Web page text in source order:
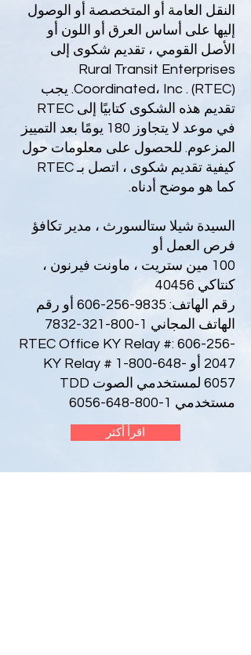
النقل العامة أو المتخصصة أو الوصول
إليها على أساس العرق أو اللون أو
الأصل القومي ، تقديم شكوى إلى
Rural Transit Enterprises
Coordinated، Inc . (RTEC). يجب
تقديم هذه الشكوى كتابيًا إلى RTEC
في موعد لا يتجاوز 180 يومًا بعد التمييز
المزعوم. للحصول على معلومات حول
كيفية تقديم شكوى ، اتصل بـ RTEC
كما هو موضح أدناه.
السيدة شيلا ستالسورث ، مدير تكافؤ
فرص العمل أو
100 مين ستريت ، ماونت فيرنون ،
كنتاكي 40456
رقم الهاتف: 9835-256-606
أو رقم
الهاتف المجاني 1-800-321-7832
RTEC Office KY Relay #: 606-256-
2047 أو KY Relay # 1-800-648-
6057
لمستخدمي الصوت TDD
مستخدمي 1-800-648-6056
اقرأ أكثر